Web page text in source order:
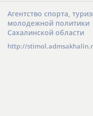
Агентство спорта,
молодежной политики
Сахалинской области
http://